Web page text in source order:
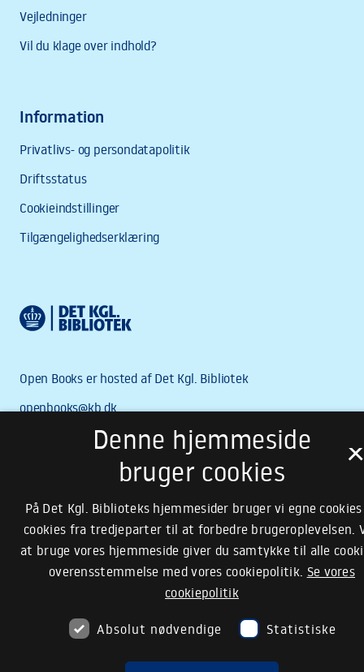
×
Denne hjemmeside
bruger cookies
På Det Kgl. Biblioteks hjemmesider bruger vi egne cookies
cookies fra tredjeparter til at forbedre brugeroplevelsen.
at bruge vores hjemmeside giver du samtykke til alle
overensstemmelse med vores cookiepolitik. Se vores
cookiepolitik
Absolut nødvendige Statistiske